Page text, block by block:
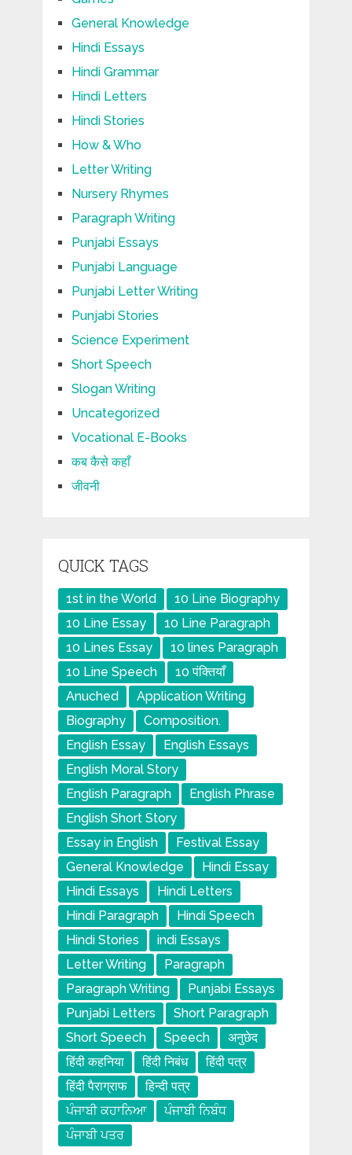
General Knowledge
Hindi Essays
Hindi Grammar
Hindi Letters
Hindi Stories
How & Who
Letter Writing
Nursery Rhymes
Paragraph Writing
Punjabi Essays
Punjabi Language
Punjabi Letter Writing
Punjabi Stories
Science Experiment
Short Speech
Slogan Writing
Uncategorized
Vocational E-Books
कब कैसे कहाँ
जीवनी
QUICK TAGS
1st in the World
10 Line Biography
10 Line Essay
10 Line Paragraph
10 Lines Essay
10 lines Paragraph
10 Line Speech
10 पंक्तियाँ
Anuched
Application Writing
Biography
Composition.
English Essay
English Essays
English Moral Story
English Paragraph
English Phrase
English Short Story
Essay in English
Festival Essay
General Knowledge
Hindi Essay
Hindi Essays
Hindi Letters
Hindi Paragraph
Hindi Speech
Hindi Stories
indi Essays
Letter Writing
Paragraph
Paragraph Writing
Punjabi Essays
Punjabi Letters
Short Paragraph
Short Speech
Speech
अनुछेद
हिंदी कहनिया
हिंदी निबंध
हिंदी पत्र
हिंदी पैराग्राफ
हिन्दी पत्र
ਪੰਜਾਬੀ ਕਹਾਨਿਆ
ਪੰਜਾਬੀ ਨਿਬੰਧ
ਪੰਜਾਬੀ ਪਤਰ